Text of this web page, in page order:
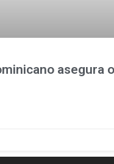
asegura